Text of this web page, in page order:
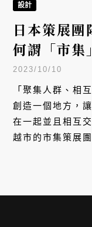
設計
日本策展
何謂「市集
2023/10/10
「聚集人群、相
創造一個地方，
在一起並且相互
越市的市集策展